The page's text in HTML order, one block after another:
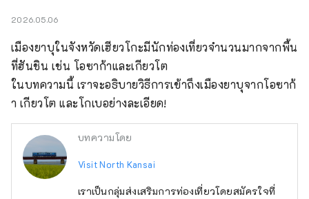
2026.05.06
เมืองยาบุในจังหวัดเฮียวโกะมีนักท่องเที่ยวจำนวนมากจากพื้น
ที่ฮันชิน เช่น โอซาก้าและเกียวโต
ในบทความนี้ เราจะอธิบายวิธีการเข้าถึงเมืองยาบุจากโอซาก้
า เกียวโต และโกเบอย่างละเอียด!
บทความโดย
Visit North Kansai
เราเป็นกลุ่มส่งเสริมการท่องเที่ยวโดยสมัครใจที่